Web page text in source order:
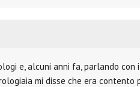
e, alcuni anni fa, parlando con
mi disse che era contento